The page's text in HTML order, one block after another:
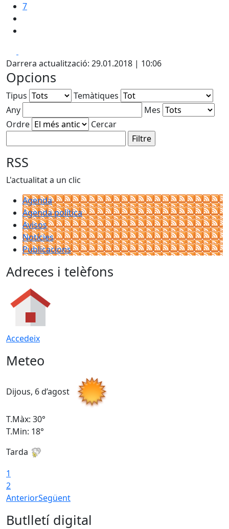
7
Darrera actualització: 29.01.2018 | 10:06
Opcions
Tipus
Temàtiques
Any
Mes
Ordre
Cercar
RSS
L'actualitat a un clic
Agenda
Agenda política
Avisos
Notícies
Publicacions
Adreces i telèfons
Accedeix
Meteo
Dijous, 6 d’agost
T.Màx: 30°
T.Min: 18°
Tarda
1
2
AnteriorSegüent
Butlletí digital